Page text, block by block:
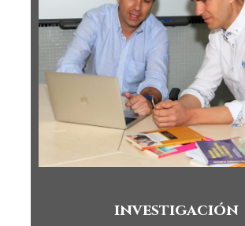
investigación